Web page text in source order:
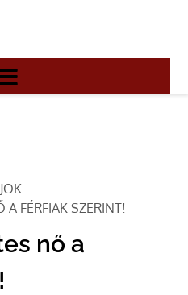
A FÉRFIAK SZERINT!
nő a